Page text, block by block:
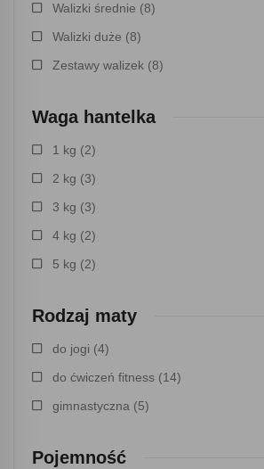
Walizki średnie (8)
Walizki duże (8)
Zestawy walizek (8)
Waga hantelka
1 kg (2)
2 kg (3)
3 kg (3)
4 kg (2)
5 kg (2)
Rodzaj maty
do jogi (4)
do ćwiczeń fitness (14)
gimnastyczna (5)
Pojemność